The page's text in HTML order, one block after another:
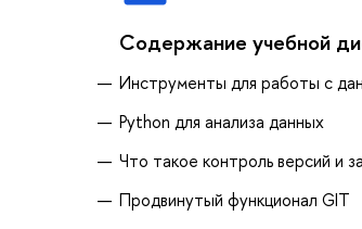
Содержание учебной
Инструменты для работы с
Python для анализа данных
Что такое контроль версий и
Продвинутый функционал GIT